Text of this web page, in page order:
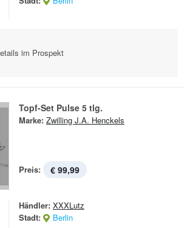
im Prospekt
Topf-Set Pulse 5 tlg.
Marke: Zwilling J.A. Henckels
Preis: € 99,99
Händler: XXXLutz
Stadt:
Berlin